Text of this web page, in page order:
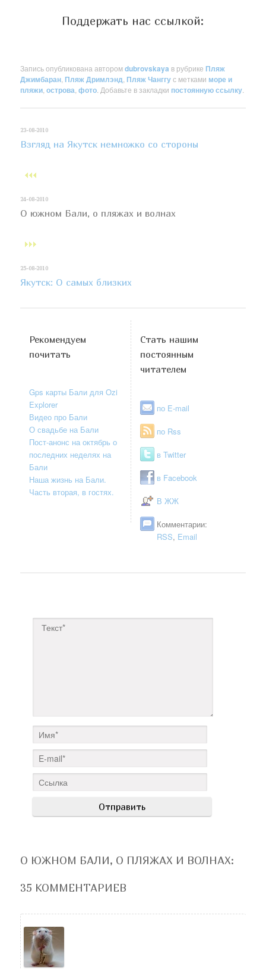
Поддержать нас ссылкой:
Запись опубликована авторомdubrovskaya в рубрикеПляж
Джимбаран ,Пляж Дримлэнд ,Пляж Чанггус метками море и
пляжи ,острова ,фото . Добавьте в закладки постоянную ссылку
23-08-2010
Взгляд на Якутск немножко со стороны
24-08-2010
О южном Бали, о пляжах и волнах
25-08-2010
Якутск: О самых близких
Рекомендуем
почитать
Gps карты Бали для Ozi
Explorer
Видео про Бали
О свадьбе на Бали
Пост-анонс на октябрь о
последних неделях на
Бали
Наша жизнь на Бали.
Часть вторая, в гостях.
Стать нашим
постоянным
читателем
по E-mail
по Rss
в Twitter
в Facebook
В ЖЖ
Комментарии:
RSS, Email
О ЮЖНОМ БАЛИ, О ПЛЯЖАХ И ВОЛНАХ:
35 КОММЕНТАРИЕВ